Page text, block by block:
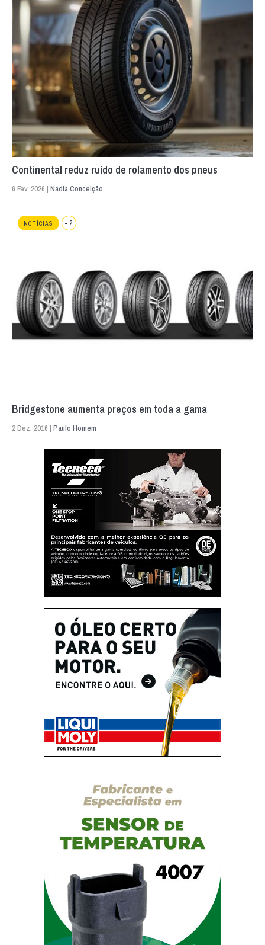
Continental reduz ruído de rolamento dos pneus
6 Fev. 2026 | Nádia Conceição
NOTÍCIAS + 2
Bridgestone aumenta preços em toda a gama
2 Dez. 2016 | Paulo Homem